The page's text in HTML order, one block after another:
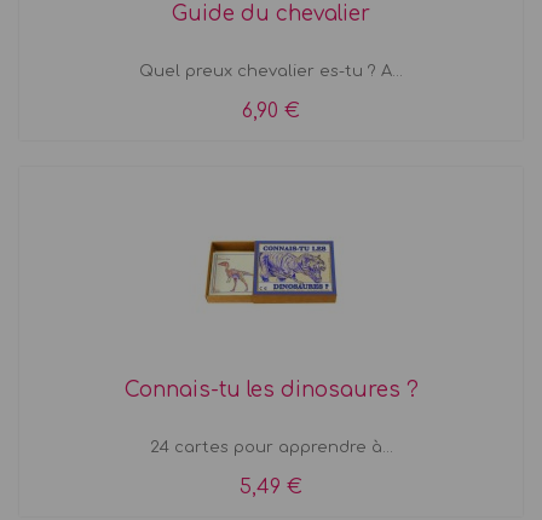
Guide du chevalier
Quel preux chevalier es-tu ? A...
6,90 €
Connais-tu les dinosaures ?
24 cartes pour apprendre à...
5,49 €